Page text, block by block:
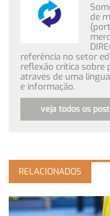
de
referência no setor
reflexão crítica sobre
através de uma
e informação.
veja todos os
RELACIONADOS